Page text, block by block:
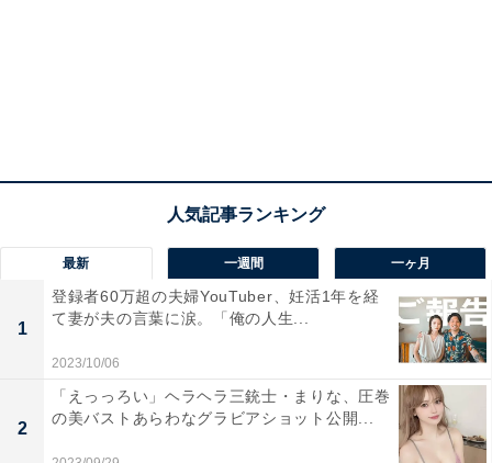
最新 一週間 一ヶ月
1
登録者60万超の夫婦YouTuber、妊活1年を経
て妻が夫の言葉に涙。「俺の人生...
2023/10/06
2
「えっっろい」ヘラヘラ三銃士・まりな、圧巻
の美バストあらわなグラビアショット公開...